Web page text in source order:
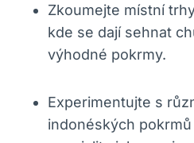
Zkoumejte místní
kde se dají sehnat
výhodné pokrmy.
Experimentujte s
indonéských